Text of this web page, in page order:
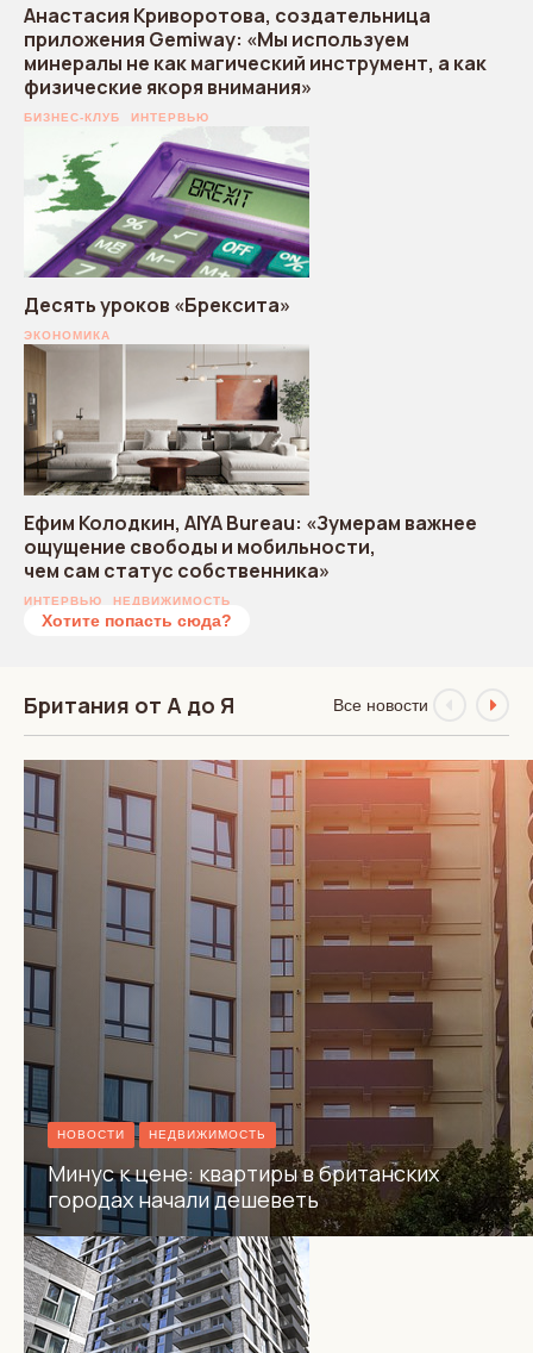
Анастасия Криворотова, создательница
приложения Gemiway: «Мы используем
минералы не как магический инструмент, а как
физические якоря внимания»
БИЗНЕС-КЛУБ ИНТЕРВЬЮ
Десять уроков «Брексита»
ЭКОНОМИКА
Ефим Колодкин, AIYA Bureau: «Зумерам важнее
ощущение свободы и мобильности,
чем сам статус собственника»
ИНТЕРВЬЮ НЕДВИЖИМОСТЬ
Хотите попасть сюда?
Британия от А до Я Все новости
НОВОСТИ НЕДВИЖИМОСТЬ
Минус к цене: квартиры в британских
городах начали дешеветь